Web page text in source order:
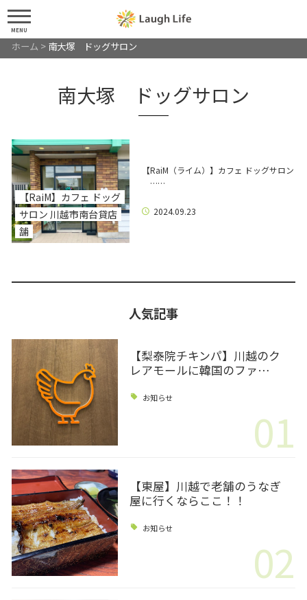
MENU
ホーム > 南大塚 ドッグサロン
南大塚 ドッグサロン
【RaiM】カフェ ドッグ
サロン 川越市南台貸店
舗
【RaiM（ライム）】カフェ ドッグサロン
……
2024.09.23
人気記事
【梨泰院チキンパ】川越のク
レアモールに韓国のファ…
お知らせ
01
【東屋】川越で老舗のうなぎ
屋に行くならここ！！
お知らせ
02